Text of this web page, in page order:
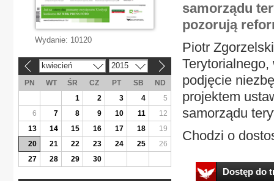
samorządu
pozorują
Piotr
podjęcie
projektem
samorządu
Chodzi o
Dostęp do
Wydanie: 10120
kwiecień 2015
PN WT ŚR CZ PT SB
ND
1
2 3 4
5
6
7 8 9 10 11
12
13
14 15 16 17 18
19
20
21 22 23 24 25
26
27
28 29 30